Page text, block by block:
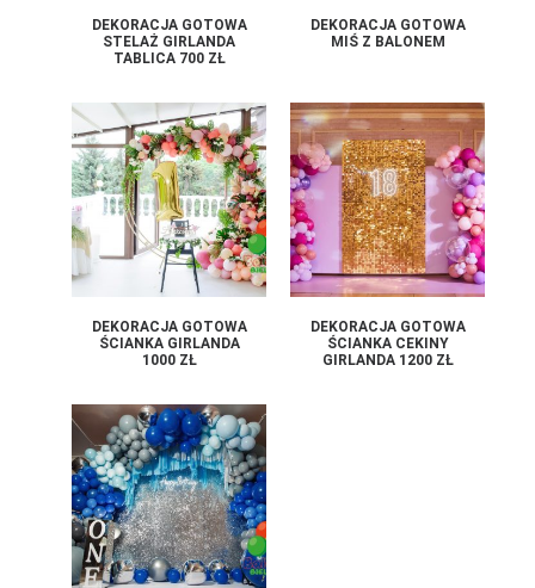
DEKORACJA GOTOWA
STELAŻ GIRLANDA
TABLICA 700 ZŁ
DEKORACJA GOTOWA
MIŚ Z BALONEM
DEKORACJA GOTOWA
ŚCIANKA GIRLANDA
1000 ZŁ
DEKORACJA GOTOWA
ŚCIANKA CEKINY
GIRLANDA 1200 ZŁ